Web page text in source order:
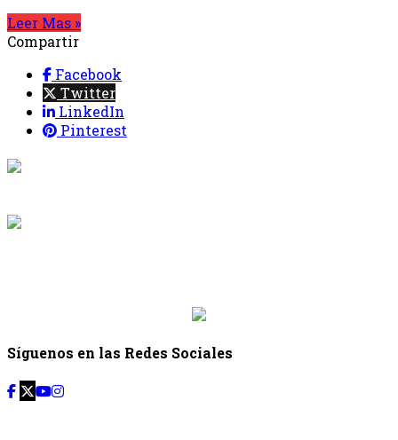
Leer Mas »
Compartir
Facebook
Twitter
LinkedIn
Pinterest
Síguenos en las Redes Sociales